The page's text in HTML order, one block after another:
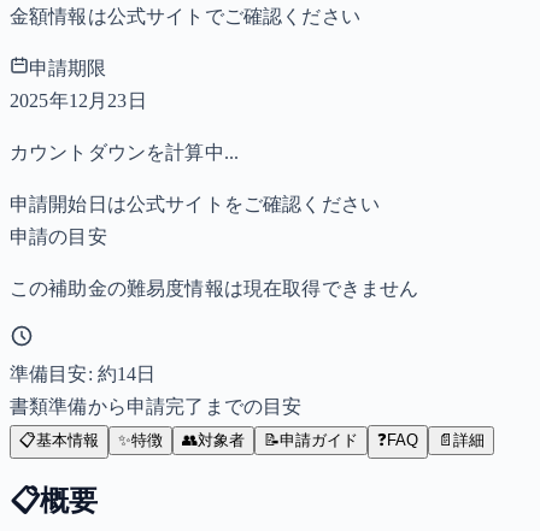
金額情報は公式サイトでご確認ください
申請期限
2025年12月23日
カウントダウンを計算中...
申請開始日は公式サイトをご確認ください
申請の目安
この補助金の難易度情報は現在取得できません
準備目安: 約14日
書類準備から申請完了までの目安
📋基本情報 ✨特徴 👥対象者 📝申請ガイド ❓FAQ 📄 詳細
📋概要